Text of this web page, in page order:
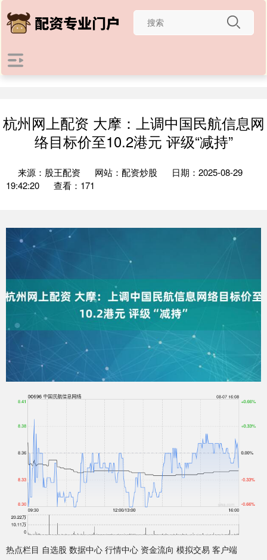
杭州网上配资 大摩：上调中国民航信息网
络目标价至10.2港元 评级“减持”
来源：股王配资 网站：配资炒股
日期：2025-08-29
19:42:20
查看：171
热点栏目 自选股 数据中心 行情中心 资金流向 模拟交易 客户端